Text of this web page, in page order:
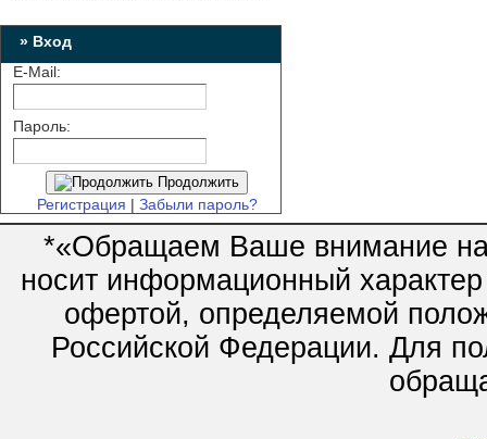
» Вход
E-Mail:
Пароль:
Продолжить
Регистрация | Забыли пароль?
*«Обращаем Ваше внимание на
носит информационный
офертой, определяемой
Российской Федерации. Для